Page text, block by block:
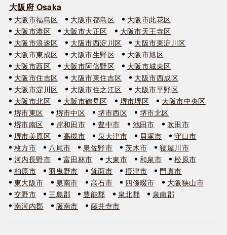
大阪府 Osaka
大阪市福島区 大阪市都島区
大阪市此花区
大阪市港区
大阪市大正区
大阪市天王寺区
大阪市浪速区
大阪市西淀川区
大阪市東淀川区
大阪市東成区
大阪市生野区
大阪市旭区
大阪市西区
大阪市阿倍野区
大阪市城東区
大阪市住吉区
大阪市東住吉区
大阪市西成区
大阪市淀川区
大阪市住之江区
大阪市平野区
大阪市北区
大阪市鶴見区 堺市堺区
大阪市中央区
堺市東区
堺市中区 堺市西区
堺市北区
堺市南区
岸和田市 豊中市 池田市
吹田市
堺市美原区
高槻市 泉大津市 貝塚市
守口市
枚方市
八尾市 泉佐野市 茨木市
寝屋川市
河内長野市
富田林市 大東市 和泉市
松原市
柏原市
羽曳野市 箕面市 摂津市
門真市
東大阪市
泉南市 高石市 四條畷市
大阪狭山市
交野市
三島郡 豊能郡 泉北郡
泉南郡
南河内郡
阪南市 藤井寺市